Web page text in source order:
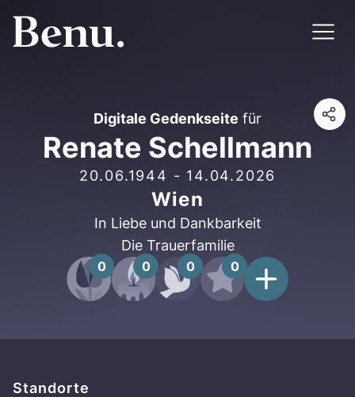
Digitale Gedenkseite für
Renate Schellmann
20.06.1944 - 14.04.2026
Wien
In Liebe und Dankbarkeit
Die Trauerfamilie
0 0 0 0
Standorte